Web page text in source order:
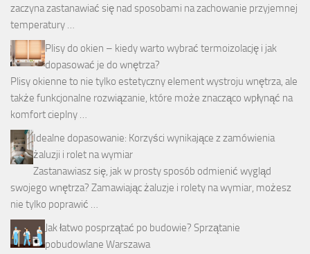
zaczyna zastanawiać się nad sposobami na zachowanie przyjemnej
temperatury …
Plisy do okien – kiedy warto wybrać termoizolację i jak
dopasować je do wnętrza?
Plisy okienne to nie tylko estetyczny element wystroju wnętrza, ale
także funkcjonalne rozwiązanie, które może znacząco wpłynąć na
komfort cieplny …
Idealne dopasowanie: Korzyści wynikające z zamówienia
żaluzji i rolet na wymiar
Zastanawiasz się, jak w prosty sposób odmienić wygląd
swojego wnętrza? Zamawiając żaluzje i rolety na wymiar, możesz
nie tylko poprawić …
Jak łatwo posprzątać po budowie? Sprzątanie
pobudowlane Warszawa